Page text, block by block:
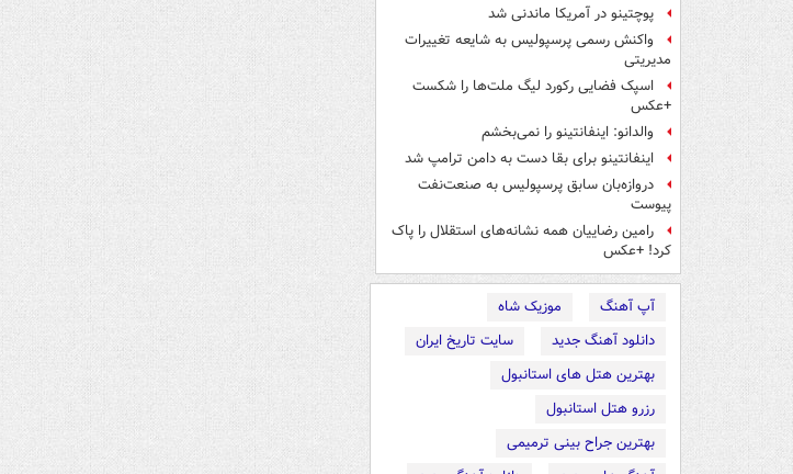
پوچتینو در آمریکا ماندنی شد
واکنش رسمی پرسپولیس به شایعه تغییرات
مدیریتی
اسپک فضایی رکورد لیگ ملت‌ها را شکست
+عکس
والدانو: اینفانتینو را نمی‌بخشم
اینفانتینو برای بقا دست به دامن ترامپ شد
دروازه‌بان سابق پرسپولیس به صنعت‌نفت
پیوست
رامین رضاییان همه نشانه‌های استقلال را پاک
کرد! +عکس
آپ آهنگ
موزیک شاه
دانلود آهنگ جدید
سایت تاریخ ایران
بهترین هتل های استانبول
رزرو هتل استانبول
بهترین جراح بینی ترمیمی